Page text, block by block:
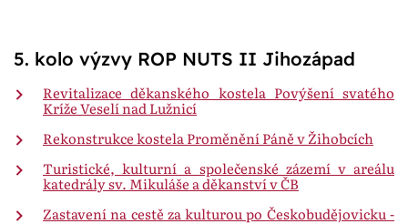
5. kolo výzvy ROP NUTS II Jihozápad
Revitalizace děkanského kostela Povýšení svatého
Kríže Veselí nad Lužnicí
Rekonstrukce kostela Proměnění Páně v Žihobcích
Turistické, kulturní a společenské zázemí v areálu
katedrály sv. Mikuláše a děkanství v ČB
Zastavení na cestě za kulturou po Českobudějovicku -